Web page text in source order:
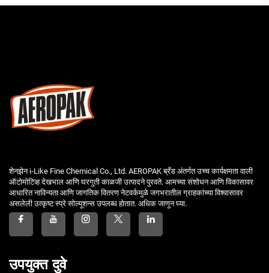
शेनझेन i-Like Fine Chemical Co., Ltd. AEROPAK ब्रँड अंतर्गत उच्च कार्यक्षमता वाली
ऑटोमोटिव्ह देखभाल आणि घरगुती काळजी उत्पादने पुरवते. आमच्या संशोधन आणि विकासावर
आधारित नाविन्यता आणि जागतिक वितरण नेटवर्कमुळे जगभरातील ग्राहकांच्या विश्वासावर
असलेली उत्कृष्ट स्प्रे सोल्यूशन्स उपलब्ध होतात. अधिक जाणून घ्या.
उपयुक्त दुवे